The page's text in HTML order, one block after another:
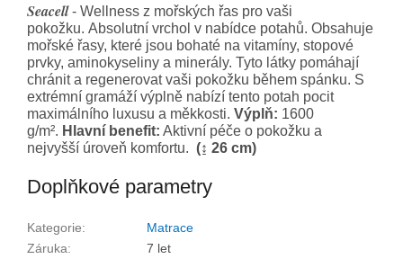
Seacell - Wellness z mořských řas pro vaši
pokožku. Absolutní vrchol v nabídce potahů. Obsahuje
mořské řasy, které jsou bohaté na vitamíny, stopové
prvky, aminokyseliny a minerály. Tyto látky pomáhají
chránit a regenerovat vaši pokožku během spánku. S
extrémní gramáží výplně nabízí tento potah pocit
maximálního luxusu a měkkosti. Výplň: 1600
g/m². Hlavní benefit: Aktivní péče o pokožku a
nejvyšší úroveň komfortu. (↨ 26 cm)
Doplňkové parametry
Kategorie:
Matrace
Záruka:
7 let